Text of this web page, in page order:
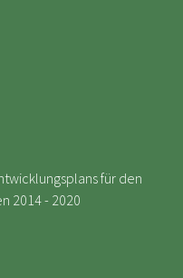
für den
2014 - 2020